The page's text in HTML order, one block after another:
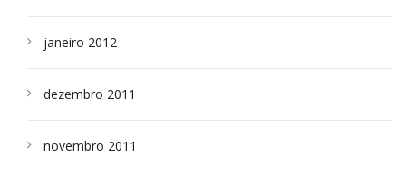
janeiro 2012
dezembro 2011
novembro 2011